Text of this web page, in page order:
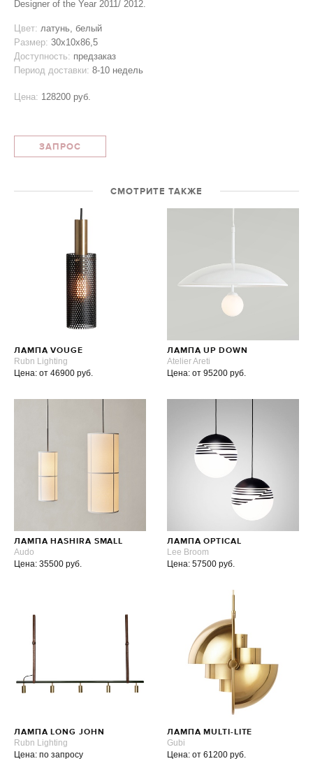
Designer of the Year 2011/ 2012.
Цвет: латунь, белый
Размер: 30х10х86,5
Доступность: предзаказ
Период доставки: 8-10 недель
Цена: 128200 руб.
ЗАПРОС
СМОТРИТЕ ТАКЖЕ
ЛАМПА VOUGE
Rubn Lighting
Цена: от 46900 руб.
ЛАМПА UP DOWN
Atelier Areti
Цена: от 95200 руб.
ЛАМПА HASHIRA SMALL
Audo
Цена: 35500 руб.
ЛАМПА OPTICAL
Lee Broom
Цена: 57500 руб.
ЛАМПА LONG JOHN
Rubn Lighting
Цена: по запросу
ЛАМПА MULTI-LITE
Gubi
Цена: от 61200 руб.